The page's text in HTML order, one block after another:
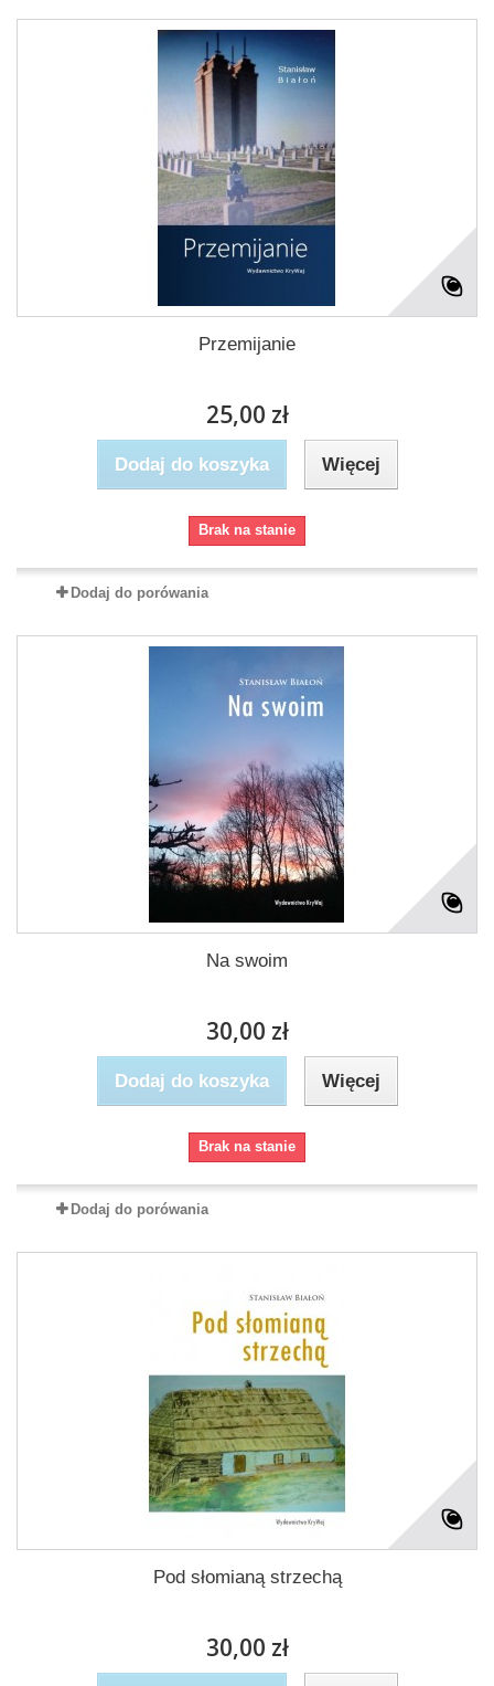
Przemijanie
25,00 zł
Dodaj do koszyka Więcej
Brak na stanie
Dodaj do porówania
Na swoim
30,00 zł
Dodaj do koszyka Więcej
Brak na stanie
Dodaj do porówania
Pod słomianą strzechą
30,00 zł